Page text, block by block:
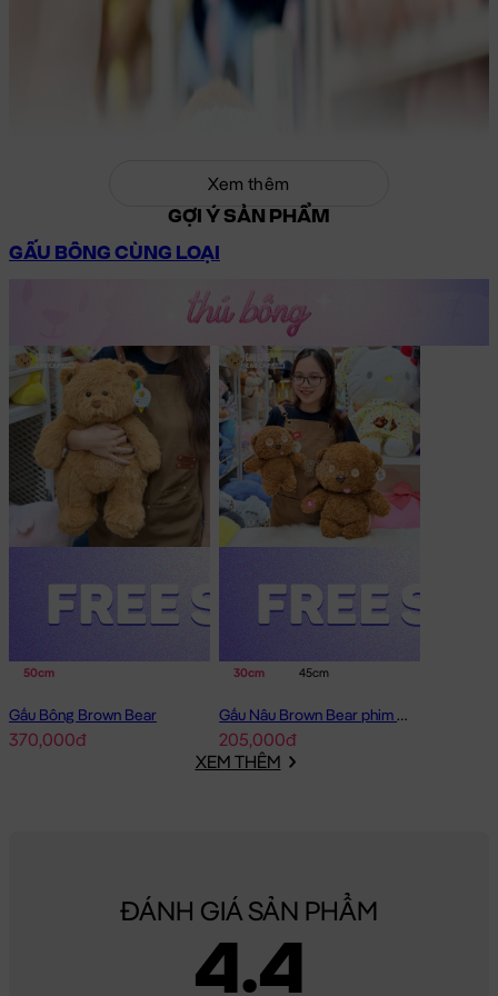
Xem thêm
GỢI Ý SẢN PHẨM
GẤU BÔNG CÙNG LOẠI
50cm
Gấu Bông Brown Bear
370,000đ
30cm 45cm
Gấu Nâu Brown Bear phim Minions
205,000đ
XEM THÊM
ĐÁNH GIÁ SẢN PHẨM
4.4